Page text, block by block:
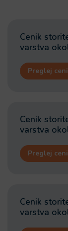
Cenik
varstva
Preglej
Cenik
varstva
Preglej
Cenik
varstva